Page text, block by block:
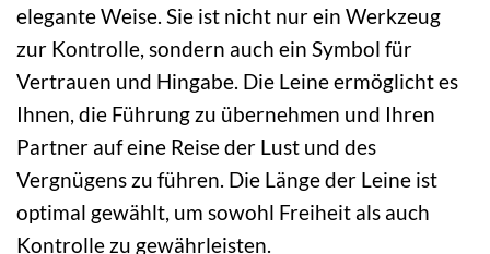
elegante Weise. Sie ist nicht nur ein Werkzeug
zur Kontrolle, sondern auch ein Symbol für
Vertrauen und Hingabe. Die Leine ermöglicht es
Ihnen, die Führung zu übernehmen und Ihren
Partner auf eine Reise der Lust und des
Vergnügens zu führen. Die Länge der Leine ist
optimal gewählt, um sowohl Freiheit als auch
Kontrolle zu gewährleisten.